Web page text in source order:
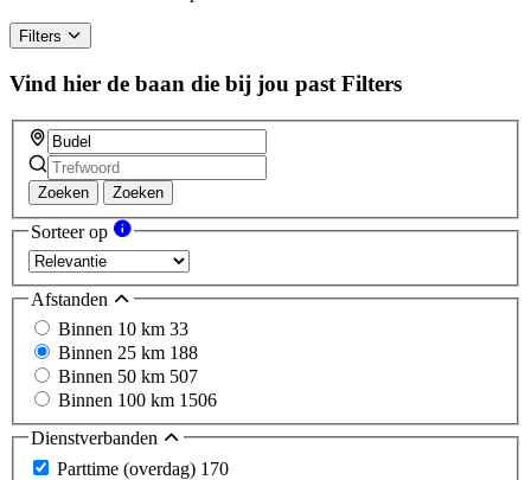
ignore
this
field
Filters
Vind hier de baan die bij jou past Filters
Zoeken Zoeken
Sorteer op
Afstanden
Binnen 10 km 33
Binnen 25 km 188
Binnen 50 km 507
Binnen 100 km 1506
Dienstverbanden
Parttime (overdag) 170